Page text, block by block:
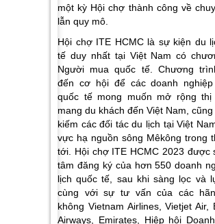
một kỳ Hội chợ thành công về
lẫn quy mô.
Hội chợ ITE HCMC là sự kiện du
tế duy nhất tại Việt Nam có
Người mua quốc tế. Chương
đến cơ hội để các doanh
quốc tế mong muốn mở rộng thị
mang du khách đến Việt Nam,
kiếm các đối tác du lịch tại Việt
vực hạ nguồn sông Mêkông trong
tới. Hội chợ ITE HCMC 2023 được
tâm đăng ký của hơn 550 doanh
lịch quốc tế, sau khi sàng lọc và
cùng với sự tư vấn của các
không Vietnam Airlines, Vietjet Air,
Airways, Emirates, Hiệp hội